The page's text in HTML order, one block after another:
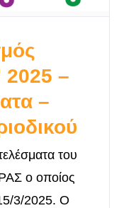
2025 –
–
του
ο οποίος
3/2025. O